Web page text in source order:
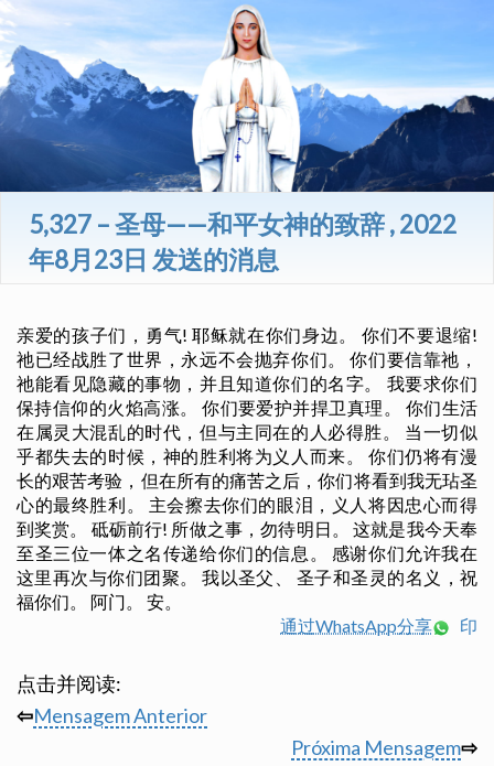
5,327 – 圣母——和平女神的致辞 , 2022
年8月23日 发送的消息
亲爱的孩子们，勇气! 耶稣就在你们身边。 你们不要退缩!
祂已经战胜了世界，永远不会抛弃你们。 你们要信靠祂，
祂能看见隐藏的事物，并且知道你们的名字。 我要求你们
保持信仰的火焰高涨。 你们要爱护并捍卫真理。 你们生活
在属灵大混乱的时代，但与主同在的人必得胜。 当一切似
乎都失去的时候，神的胜利将为义人而来。 你们仍将有漫
长的艰苦考验，但在所有的痛苦之后，你们将看到我无玷圣
心的最终胜利。 主会擦去你们的眼泪，义人将因忠心而得
到奖赏。 砥砺前行! 所做之事，勿待明日。 这就是我今天奉
至圣三位一体之名传递给你们的信息。 感谢你们允许我在
这里再次与你们团聚。 我以圣父、 圣子和圣灵的名义，祝
福你们。 阿门。 安。
通过WhatsApp分享
印
点击并阅读:
⇦Mensagem Anterior
Próxima Mensagem⇨